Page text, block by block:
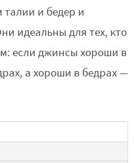
и бедер и
идеальны для тех, кто
если джинсы хороши в
а хороши в бедрах —